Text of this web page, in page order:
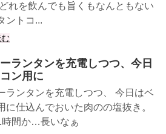
れを飲んでも旨くもなんともない
ントコ...
ランタンを充電しつつ、今日
ン用に
ランタンを充電しつつ、 今日はベ
に仕込んでおいた肉のの塩抜き。
時間か…長いなぁ